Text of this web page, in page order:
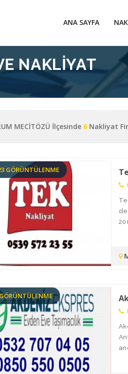
ANA SAYFA
NAKLIYAT
MECİTÖZÜ İlçesinde 6Nakliyat
GÖRÜNTÜLENME